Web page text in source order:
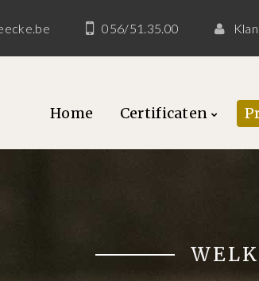
056/51.35.00
Home Certificaten